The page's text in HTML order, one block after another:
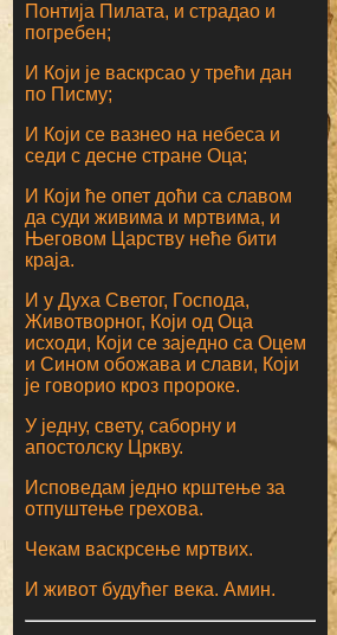
Понтија Пилата, и страдао и
погребен;
И Који је васкрсао у трећи дан
по Писму;
И Који се вазнео на небеса и
седи с десне стране Оца;
И Који ће опет доћи са славом
да суди живима и мртвима, и
Његовом Царству неће бити
краја.
И у Духа Светог, Господа,
Животворног, Који од Оца
исходи, Који се заједно са Оцем
и Сином обожава и слави, Који
је говорио кроз пророке.
У једну, свету, саборну и
апостолску Цркву.
Исповедам једно крштење за
отпуштење грехова.
Чекам васкрсење мртвих.
И живот будућег века. Амин.